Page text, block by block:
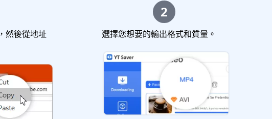
然後從地址
2
選擇您想要的輸出格式和質量。